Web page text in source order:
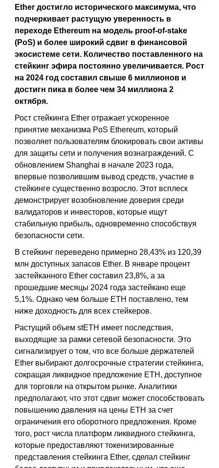
Ether достигло исторического максимума, что
подчеркивает растущую уверенность в
переходе Ethereum на модель proof-of-stake
(PoS) и более широкий сдвиг в финансовой
экосистеме сети. Количество поставленного на
стейкинг эфира постоянно увеличивается. Рост
на 2024 год составил свыше 6 миллионов и
достигн пика в более чем 34 миллиона 2
октября.
Рост стейкинга Ether отражает ускоренное
принятие механизма PoS Ethereum, который
позволяет пользователям блокировать свои активы
для защиты сети и получения вознаграждений. С
обновлением Shanghai в начале 2023 года,
впервые позволившим вывод средств, участие в
стейкинге существенно возросло. Этот всплеск
демонстрирует возобновление доверия среди
валидаторов и инвесторов, которые ищут
стабильную прибыль, одновременно способствуя
безопасности сети.
В стейкинг переведено примерно 28,43% из 120,39
млн доступных запасов Ether. В январе процент
застейканного Ether составил 23,8%, а за
прошедшие месяцы 2024 года застейкано еще
5,1%. Однако чем больше ETH поставлено, тем
ниже доходность для всех стейкеров.
Растущий объем stETH имеет последствия,
выходящие за рамки сетевой безопасности. Это
сигнализирует о том, что все больше держателей
Ether выбирают долгосрочные стратегии стейкинга,
сокращая ликвидное предложение ETH, доступное
для торговли на открытом рынке. Аналитики
предполагают, что этот сдвиг может способствовать
повышению давления на цены ETH за счет
ограничения его оборотного предложения. Кроме
того, рост числа платформ ликвидного стейкинга,
которые предоставляют токенизированные
представления стейкинга Ether, сделал стейкинг